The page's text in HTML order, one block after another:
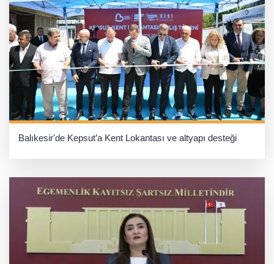
Balıkesir'de Kepsut’a Kent Lokantası ve altyapı desteği